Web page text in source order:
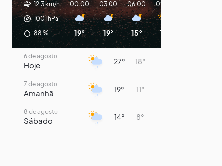
12.3 km/h
1001hPa
88 %
00:00
19°
03:00
19°
06:00
15°
09:00
14°
6 de agosto
Hoje 27° 18°
7 de agosto
Amanhã 19° 11°
8 de agosto
Sábado 14° 8°